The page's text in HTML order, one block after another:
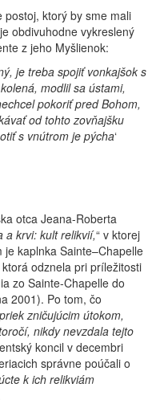
postoj, ktorý by sme mali
obdivuhodne vykreslený
z jeho Myšlienok:
je treba spojiť vonkajšok s
modlil sa ústami,
pokoriť pred Bohom,
od tohto zovňajšku
s vnútrom je pýcha‘
otca Jeana-Roberta
a krvi: kult relikvií,“ v ktorej
kaplnka Sainte–Chapelle
odznela pri príležitosti
zo Sainte-Chapelle do
2001). Po tom, čo
zničujúcim útokom,
nikdy nevzdala tejto
koncil v decembri
správne poúčali o
k ich relikviám